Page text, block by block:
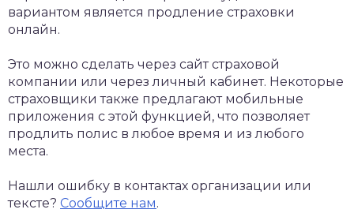
вариантом является продление страховки
онлайн.
Это можно сделать через сайт страховой
компании или через личный кабинет. Некоторые
страховщики также предлагают мобильные
приложения с этой функцией, что позволяет
продлить полис в любое время и из любого
места.
Нашли ошибку в контактах организации или
тексте? Сообщите нам.